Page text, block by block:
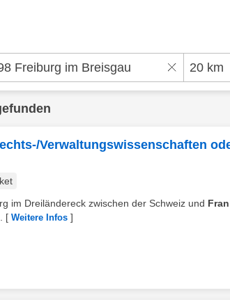
Verwaltungswissenschaften
im Dreiländereck zwischen der Schweiz und
[ Weitere Infos ]